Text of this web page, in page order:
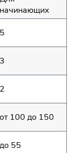
начинающих
5
3
2
от 100 до 150
до 55